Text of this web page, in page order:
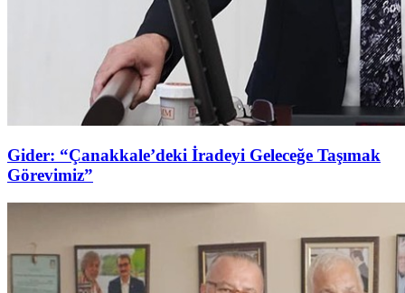
Gider: “Çanakkale’deki İradeyi Geleceğe Taşımak
Görevimiz”